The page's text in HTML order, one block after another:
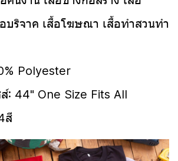
บริจาค เสื้อโฆษณา เสื้อทำสวนทำ
Polyester
: 44" One Size Fits All
สี